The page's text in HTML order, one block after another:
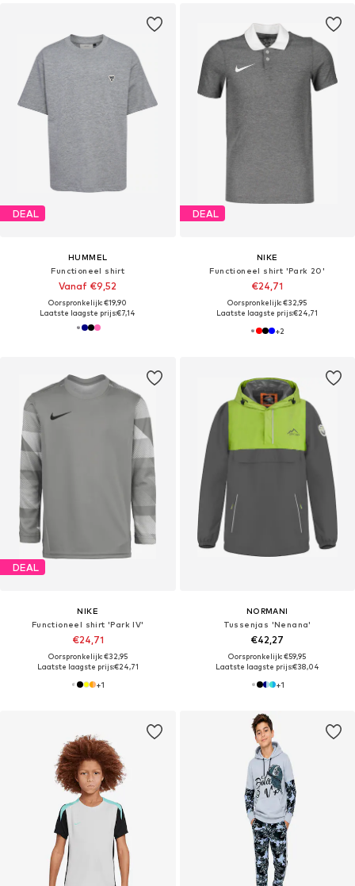
DEAL
HUMMEL
Functioneel shirt
Vanaf €9,52
Oorspronkelijk: €19,90
Laatste laagste prijs:€7,14
DEAL
NIKE
Functioneel shirt 'Park 20'
€24,71
Oorspronkelijk: €32,95
Laatste laagste prijs:€24,71
+2
DEAL
NIKE
Functioneel shirt 'Park IV'
€24,71
Oorspronkelijk: €32,95
Laatste laagste prijs:€24,71
+1
NORMANI
Tussenjas 'Nenana'
€42,27
Oorspronkelijk: €59,95
Laatste laagste prijs:€38,04
+1